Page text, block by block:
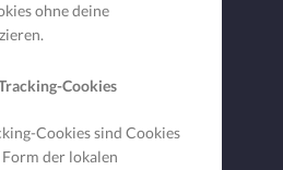
ohne deine
Cookies
Cookies sind Cookies
der lokalen